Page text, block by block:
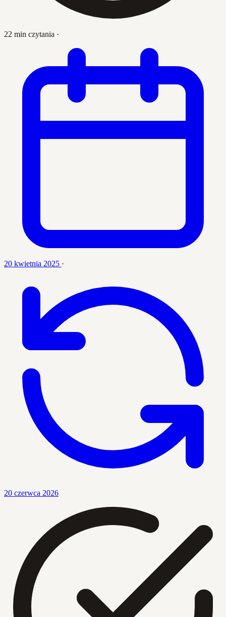
22 min czytania ·
20 kwietnia 2025 ·
20 czerwca 2026